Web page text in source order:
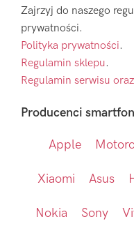
Zajrzyj do naszego
prywatności.
Polityka prywatności.
Regulamin sklepu.
Regulamin serwisu
Producenci
Apple
Xiaomi Asus
Nokia Sony